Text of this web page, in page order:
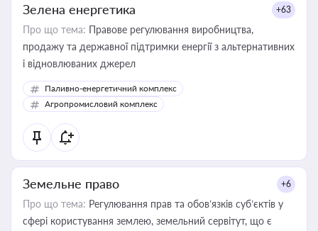
Зелена енергетика +63
Про що тема: Правове регулювання виробництва,
продажу та державної підтримки енергії з альтернативних
і відновлюваних джерел
Паливно-енергетичний комплекс
Агропромисловий комплекс
Земельне право +6
Про що тема: Регулювання прав та обов’язків суб’єктів у
сфері користування землею, земельний сервітут, що є